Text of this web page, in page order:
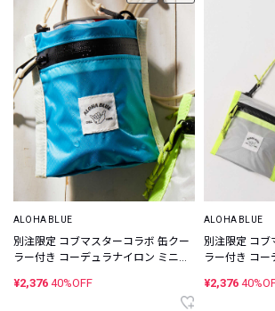
ALOHA BLUE
別注限定 コブマスターコラボ 缶クー
ラー付き コーデュラナイロン ミニウ
¥2,376 40%OFF
ALOHA BLUE
別注限定 コブ
ラー付き コー
¥2,376